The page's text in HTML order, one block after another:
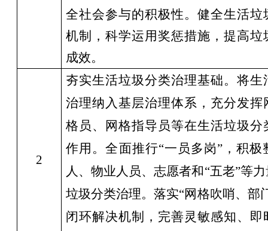
全社会参与的积极性。健全生活垃
机制，科学运用奖惩措施，提高垃
成效。
2
夯实生活垃圾分类治理基础。将生
治理纳入基层治理体系，充分发挥
格 员、
网格指导员等在生活垃圾分
作用。全面推行“一员多岗” ，积
人、物业人员、志愿者和“五老”等
垃圾分类治理。落实“网格吹哨、部
闭环解决机制，完善灵敏感知、即